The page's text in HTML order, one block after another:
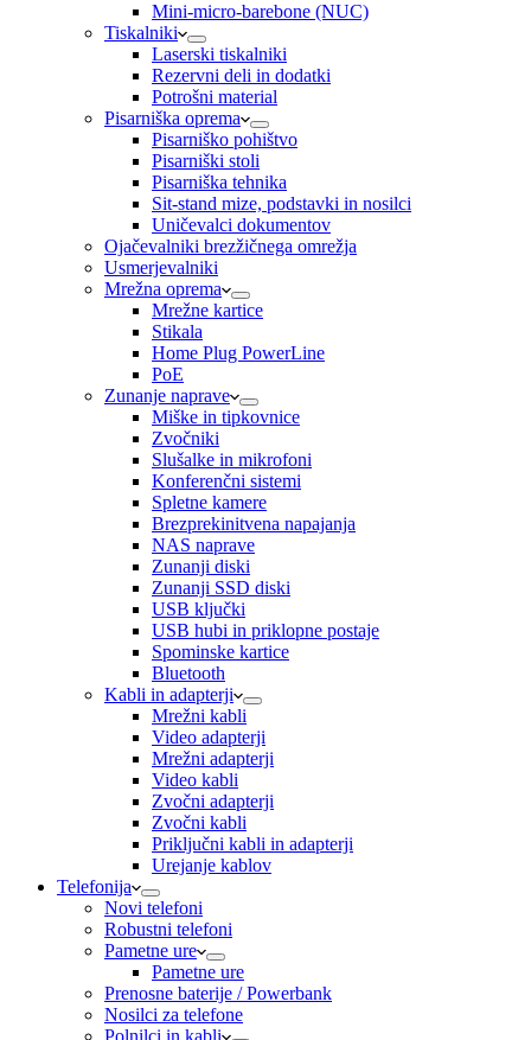
Mini-micro-barebone (NUC)
Tiskalniki
Laserski tiskalniki
Rezervni deli in dodatki
Potrošni material
Pisarniška oprema
Pisarniško pohištvo
Pisarniški stoli
Pisarniška tehnika
Sit-stand mize, podstavki in nosilci
Uničevalci dokumentov
Ojačevalniki brezžičnega omrežja
Usmerjevalniki
Mrežna oprema
Mrežne kartice
Stikala
Home Plug PowerLine
PoE
Zunanje naprave
Miške in tipkovnice
Zvočniki
Slušalke in mikrofoni
Konferenčni sistemi
Spletne kamere
Brezprekinitvena napajanja
NAS naprave
Zunanji diski
Zunanji SSD diski
USB ključki
USB hubi in priklopne postaje
Spominske kartice
Bluetooth
Kabli in adapterji
Mrežni kabli
Video adapterji
Mrežni adapterji
Video kabli
Zvočni adapterji
Zvočni kabli
Priključni kabli in adapterji
Urejanje kablov
Telefonija
Novi telefoni
Robustni telefoni
Pametne ure
Pametne ure
Prenosne baterije / Powerbank
Nosilci za telefone
Polnilci in kabli